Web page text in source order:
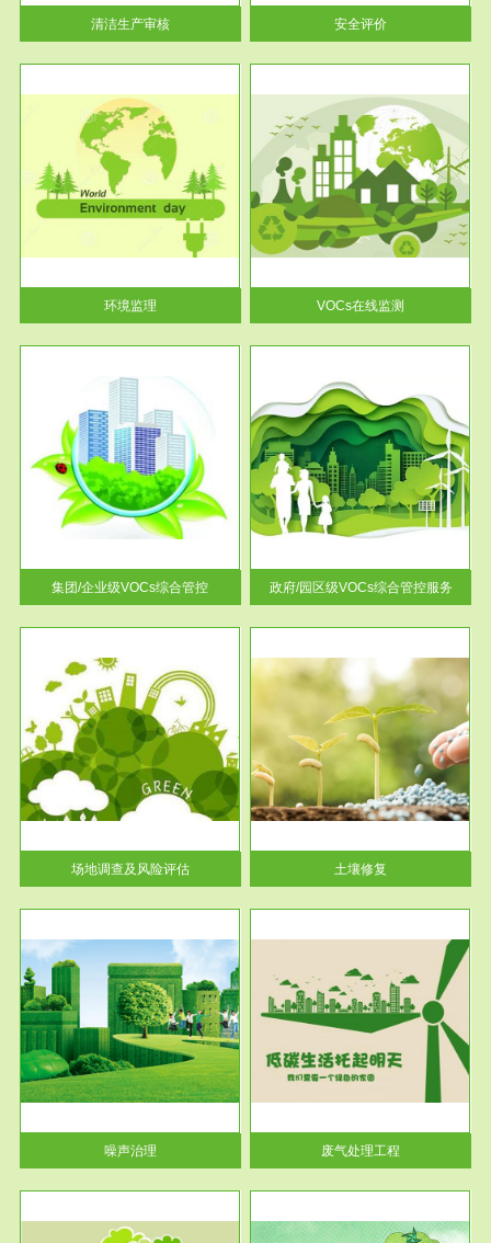
清洁生产审核
营活...
安全评价
环境监理
服务范围
VOCs在线监测
根据《重点区域大气污染防
治“十二五”规划》有机废气净化
率达...
VOCs在线监测
集团/企业级VOCs综合管控
服务范围
政府/园区级VOCs综合管控服务
根据《石化行业挥发性有机物综
合整治方案》文件要求，到2017
年，全...
政府/园区级VOCs综合管控服务
场地调查及风险评估
服务范围
土壤修复
土壤修复
噪声治理
服务范围
废气处理工程
废气处理工程